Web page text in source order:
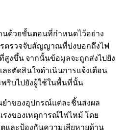
นด้วยขั้นตอนที่กำหนดไว้อย่าง
รตรวจจับสัญญาณที่บ่งบอกถึงไฟ
งขึ้น จากนั้นข้อมูลจะถูกส่งไปยัง
ะตัดสินใจดำเนินการแจ้งเตือน
ริบไปยังผู้ใช้ในพื้นที่นั้น
ยำของอุปกรณ์แต่ละชิ้นส่งผล
งของเหตุการณ์ไฟไหม้ โดย
และป้องกันความเสียหายด้าน